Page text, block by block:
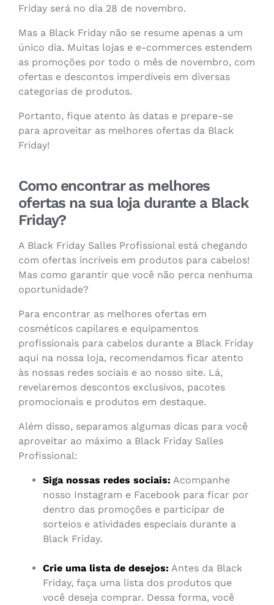
Friday será no dia 28 de novembro.
Mas a Black Friday não se resume apenas a um
único dia. Muitas lojas e e-commerces estendem
as promoções por todo o mês de novembro, com
ofertas e descontos imperdíveis em diversas
categorias de produtos.
Portanto, fique atento às datas e prepare-se
para aproveitar as melhores ofertas da Black
Friday!
Como encontrar as melhores
ofertas na sua loja durante a Black
Friday?
A Black Friday Salles Profissional está chegando
com ofertas incríveis em produtos para cabelos!
Mas como garantir que você não perca nenhuma
oportunidade?
Para encontrar as melhores ofertas em
cosméticos capilares e equipamentos
profissionais para cabelos durante a Black Friday
aqui na nossa loja, recomendamos ficar atento
às nossas redes sociais e ao nosso site. Lá,
revelaremos descontos exclusivos, pacotes
promocionais e produtos em destaque.
Além disso, separamos algumas dicas para você
aproveitar ao máximo a Black Friday Salles
Profissional:
Siga nossas redes sociais: Acompanhe
nosso Instagram e Facebook para ficar por
dentro das promoções e participar de
sorteios e atividades especiais durante a
Black Friday.
Crie uma lista de desejos: Antes da Black
Friday, faça uma lista dos produtos que
você deseja comprar. Dessa forma, você